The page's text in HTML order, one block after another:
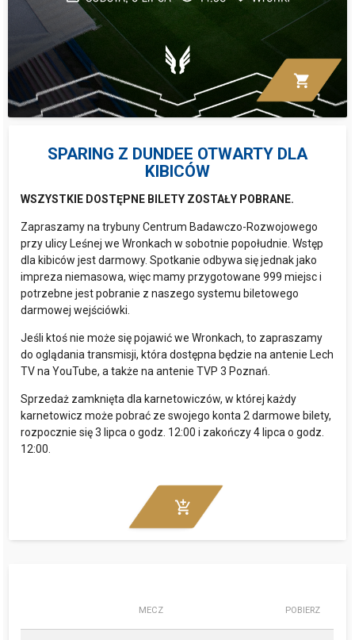
shopping_cart
SPARING Z DUNDEE OTWARTY DLA
KIBICÓW
WSZYSTKIE DOSTĘPNE BILETY ZOSTAŁY POBRANE.
Zapraszamy na trybuny Centrum Badawczo-Rozwojowego
przy ulicy Leśnej we Wronkach w sobotnie popołudnie. Wstęp
dla kibiców jest darmowy. Spotkanie odbywa się jednak jako
impreza niemasowa, więc mamy przygotowane 999 miejsc i
potrzebne jest pobranie z naszego systemu biletowego
darmowej wejściówki.
Jeśli ktoś nie może się pojawić we Wronkach, to zapraszamy
do oglądania transmisji, która dostępna będzie na antenie Lech
TV na YouTube, a także na antenie TVP 3 Poznań.
Sprzedaż zamknięta dla karnetowiczów, w której każdy
karnetowicz może pobrać ze swojego konta 2 darmowe bilety,
rozpocznie się 3 lipca o godz. 12:00 i zakończy 4 lipca o godz.
12:00.
add_shopping_cart
MECZ POBIERZ